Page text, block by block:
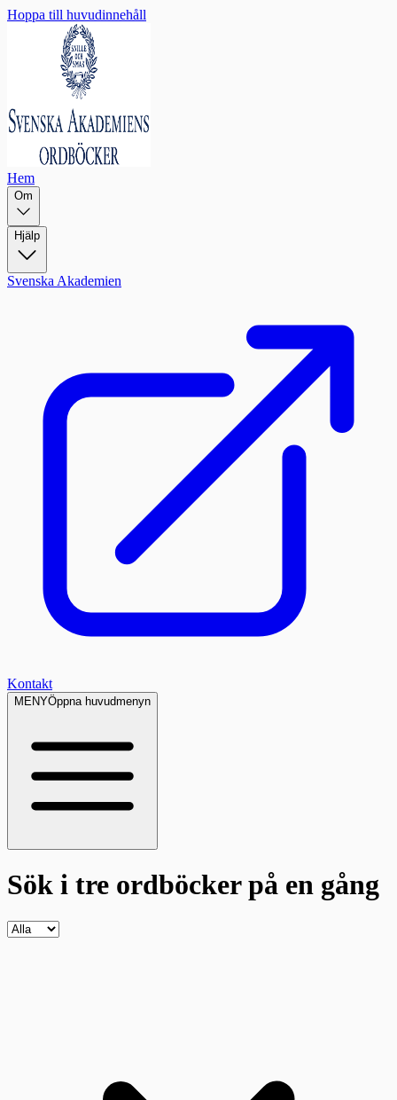
Hoppa till huvudinnehåll
Hem
Om
Hjälp
Svenska Akademien
Kontakt
MENYÖppna huvudmenyn
Sök i tre ordböckerpå en gång